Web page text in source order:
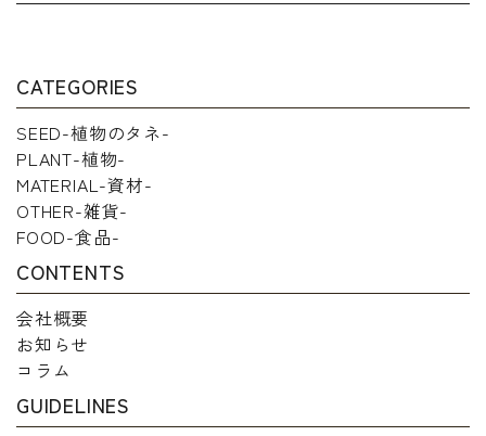
CATEGORIES
SEED-植物のタネ-
PLANT-植物-
MATERIAL-資材-
OTHER-雑貨-
FOOD-食品-
CONTENTS
会社概要
お知らせ
コラム
GUIDELINES